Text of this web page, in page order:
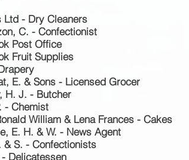
Ltd - Dry Cleaners
C. - Confectionist
Post Office
Fruit Supplies
E. & Sons - Licensed Grocer
H. J. - Butcher
- Chemist
William & Lena Frances - Cakes
E. H. & W. - News Agent
& S. - Confectionists
Delicatessen